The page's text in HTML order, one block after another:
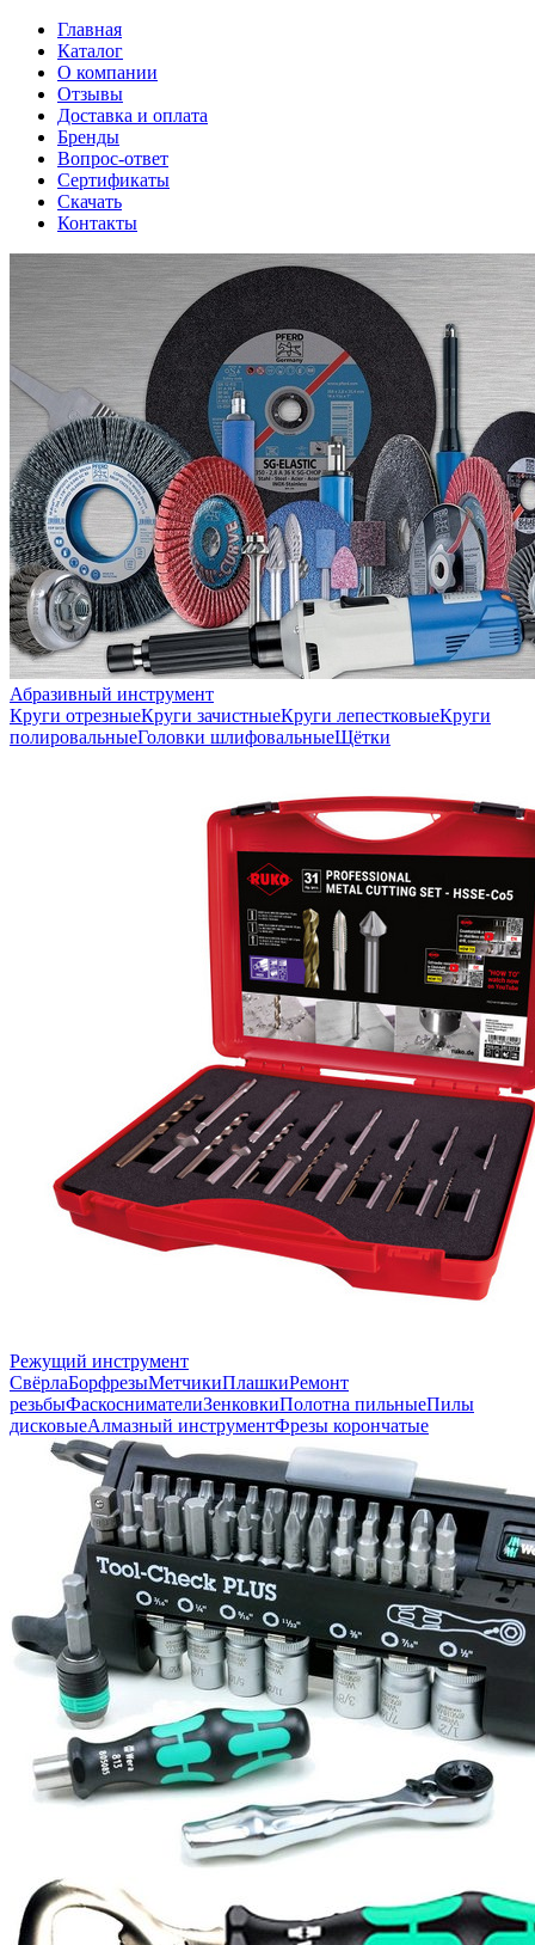
Главная
Каталог
О компании
Отзывы
Доставка и оплата
Бренды
Вопрос-ответ
Сертификаты
Скачать
Контакты
Абразивный инструмент
Круги отрезныеКруги зачистныеКруги лепестковыеКруги
полировальныеГоловки шлифовальныеЩётки
Режущий инструмент
СвёрлаБорфрезыМетчикиПлашкиРемонт
резьбыФаскоснимателиЗенковкиПолотна пильныеПилы
дисковыеАлмазный инструментФрезы корончатые